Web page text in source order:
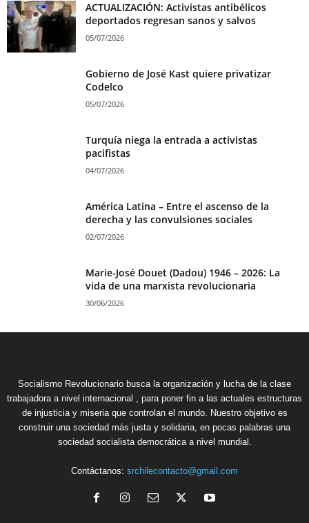
ACTUALIZACIÓN: Activistas antibélicos
deportados regresan sanos y salvos
05/07/2026
Gobierno de José Kast quiere privatizar
Codelco
05/07/2026
Turquía niega la entrada a activistas
pacifistas
04/07/2026
América Latina – Entre el ascenso de la
derecha y las convulsiones sociales
02/07/2026
Marie-José Douet (Dadou) 1946 – 2026: La
vida de una marxista revolucionaria
30/06/2026
Socialismo Revolucionario busca la organización y lucha de la clase
trabajadora a nivel internacional , para poner fin a las actuales estructuras
de injusticia y miseria que controlan el mundo. Nuestro objetivo es
construir una sociedad más justa y solidaria, en pocas palabras una
sociedad socialista democrática a nivel mundial.
Contáctanos: srchilecontacto@gmail.com